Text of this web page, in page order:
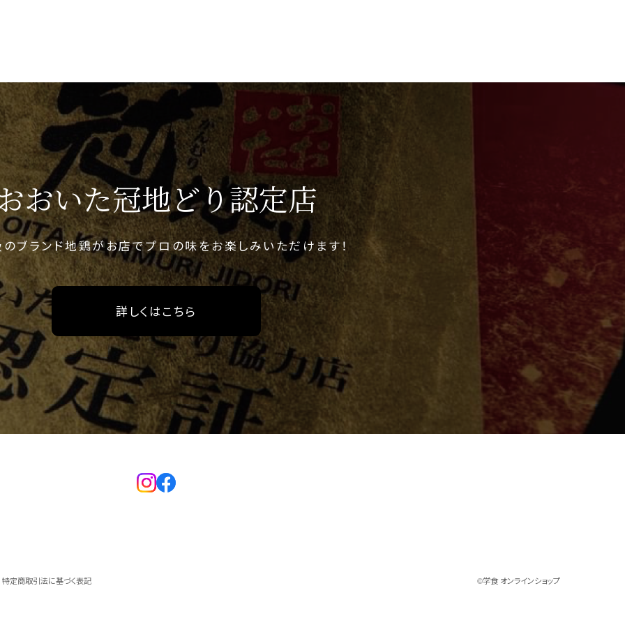
おいた冠地どり認定店
ブランド地鶏がお店でプロの味をお楽しみいただけます！
詳しくはこちら
特定商取引法に基づく表記 ©︎学食 オンラインショップ